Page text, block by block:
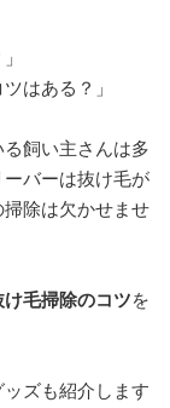
はある？」
飼い主さんは多
バーは抜け毛が
除は欠かせませ
毛掃除のコツを
ズも紹介します